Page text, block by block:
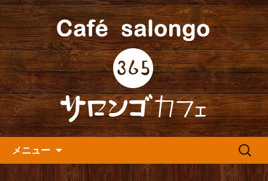
人形町の『365(サロンゴ)カフ
ェ』よりお知らせ
人形町の音楽カフェ『365カフェ』より
最新情報をお届けします。
メニュー
検